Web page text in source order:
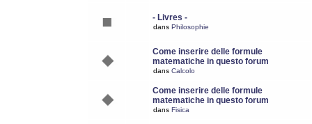
- Livres -
dans Philosophie
Come inserire delle formule
matematiche in questo forum
dans Calcolo
Come inserire delle formule
matematiche in questo forum
dans Fisica